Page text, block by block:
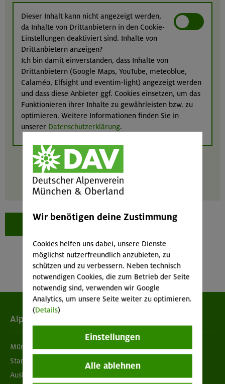
Dieser Inhalt kann nicht angezeigt werden,
da Inhalte von Drittanbietern in den Cookie-
Einstellungen deaktiviert sind. Inhalte von
Drittanbietern anzeigen?
Ich bin damit einverstanden, dass Inhalte von
Drittanbietern (Google Maps, YouTube, meteoblue,
Calaméo, Elfsight und eventim-light) angezeigt werden
und dass diese Anbieter ggf. Cookies einsetzen, um das
Funktionieren ihrer Inhalte zu gewährleisten bzw. zu
optimieren. Weitere Informationen finden Sie in
unserer Datenschutzerklärung.
zur Tour der Woche
Alpenverein
München & Oberland
Standorte
Ausbildung & Jobs
Wir benötigen deine Zustimmung
Cookies helfen uns dabei, unsere Dienste
möglichst nutzerfreundlich anzubieten, zu
schützen und zu verbessern. Neben technisch
notwendigen Cookies, die zum Betrieb der Seite
notwendig sind, verwenden wir Google
Analytics, um unsere Seite weiter zu optimieren.
(Details)
Einstellungen
Alle ablehnen